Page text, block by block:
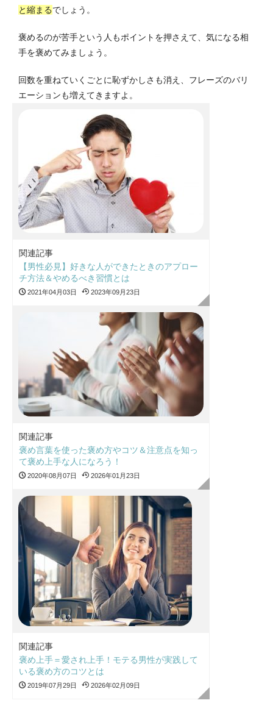
と縮まるでしょう。
褒めるのが苦手という人もポイントを押さえて、気になる相
手を褒めてみましょう。
回数を重ねていくごとに恥ずかしさも消え、フレーズのバリ
エーションも増えてきますよ。
関連記事
【男性必見】好きな人ができたときのアプロー
チ方法＆やめるべき習慣とは
2021年04月03日 2023年09月23日
関連記事
褒め言葉を使った褒め方やコツ＆注意点を知っ
て褒め上手な人になろう！
2020年08月07日 2026年01月23日
関連記事
褒め上手＝愛され上手！モテる男性が実践して
いる褒め方のコツとは
2019年07月29日 2026年02月09日